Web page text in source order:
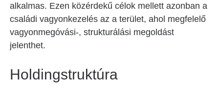
alkalmas. Ezen közérdekű célok mellett azonban a
családi vagyonkezelés az a terület, ahol megfelelő
vagyonmegóvási-, strukturálási megoldást
jelenthet.
Holdingstruktúra